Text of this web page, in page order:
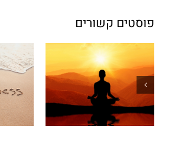
פוסטים קשורים